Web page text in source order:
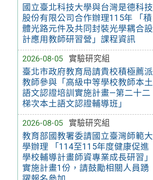
國立臺北科技大學與台灣是德科技
股份有限公司合作辦理115年 「積
體光路元件及共同封裝光學耦合設
計應用教師研習營」課程資訊
2026-08-05
實驗研究組
臺北市政府教育局請貴校積極薦派
教師參與「高級中等學校教師本土
語文認證培訓實施計畫—第二十二
梯次本土語文認證輔導班」
2026-08-05
實驗研究組
教育部國教署委請國立臺灣師範大
學辦理 「114至115年度健康促進
學校輔導計畫師資專業成長研習」
實施計畫1份，請鼓勵相關人員踴